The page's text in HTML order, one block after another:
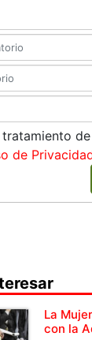
de
La
con la